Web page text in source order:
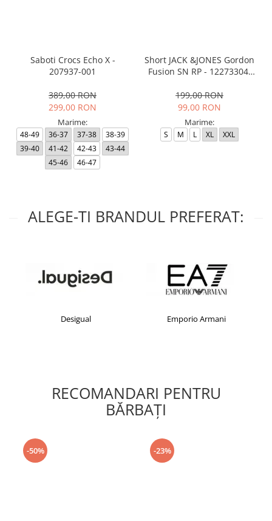
Saboti Crocs Echo X -
207937-001
389,00 RON
299,00 RON
Marime:
48-49 36-37 37-38
38-39
39-40
41-42 42-43
43-44
45-46
46-47
Short JACK &JONES Gordon
Fusion SN RP - 12273304-
199,00 RON
99,00 RON
Marime:
S M L XL XXL
ALEGE-TI BRANDUL PREFERAT:
Desigual Emporio Armani
RECOMANDARI PENTRU
BĂRBAŢI
-50% -23%